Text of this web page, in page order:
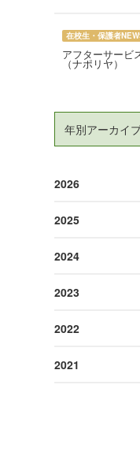
在校生・保護者
アフターサービ
（ナポリヤ）
年別アーカイ
2026
2025
2024
2023
2022
2021